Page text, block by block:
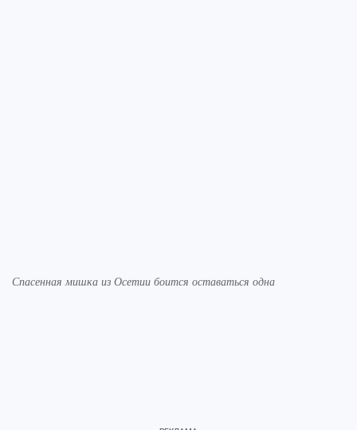
Спасенная мишка из Осетии боится оставаться одна